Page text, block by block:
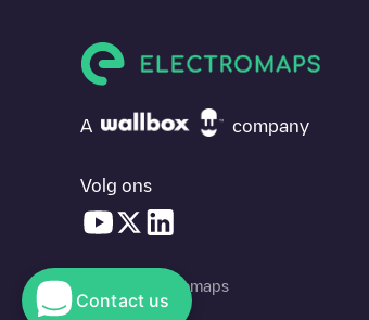
A company
Volg ons
© 2026 Electromaps
Contact us